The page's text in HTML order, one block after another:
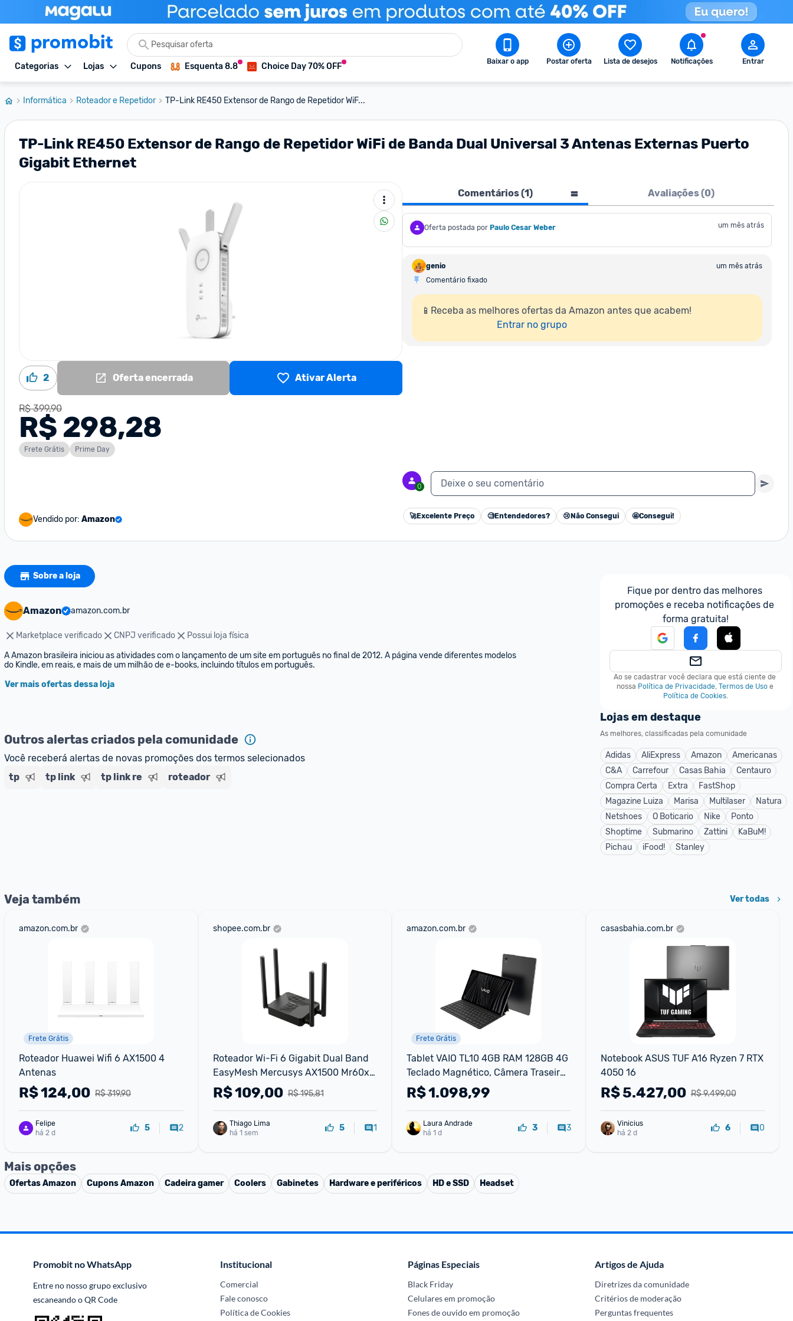
Categorias Lojas Cupons Esquenta 8.8 Choice Day 70% OFF Baixar o app Postar oferta Lista de desejos Notificações Entrar
Informática Roteador e Repetidor TP-Link RE450 Extensor de Rango de Repetidor WiF...
TP-Link RE450 Extensor de Rango de Repetidor WiFi de Banda Dual Universal 3 Antenas Externas Puerto
Gigabit Ethernet
2 Oferta encerrada Ativar Alerta
R$ 399,90
R$ 298,28
Frete Grátis Prime Day
Vendido por: Amazon
Comentários (1) Avaliações (0)
Oferta postada por Paulo Cesar Weber um mês atrás
genio
um mês atrás
Comentário fixado
📱Receba as melhores ofertas da Amazon antes que acabem!
Entrar no grupo
0 Deixe o seu comentário
🚀Excelente Preço 🧐Entendedores? 😢 Não Consegui 🤩Consegui!
Sobre a loja
Amazon amazon.com.br
Marketplace verificado CNPJ verificado
Possui loja física
A Amazon brasileira iniciou as atividades com o lançamento de um site em português no final de 2012. A página vende diferentes modelos
do Kindle, em reais, e mais de um milhão de e-books, incluindo títulos em português.
Ver mais ofertas dessa loja
Outros alertas criados pela comunidade
Você receberá alertas de novas promoções dos termos selecionados
tp
tp link tp link re roteador
Fique por dentro das melhores
promoções e receba notificações de
forma gratuita!
Ao se cadastrar você declara que está ciente de
nossa Política de Privacidade, Termos de Uso e
Política de Cookies.
Lojas em destaque
As melhores, classificadas pela comunidade
Adidas AliExpress Amazon
Americanas
C&A
Carrefour Casas Bahia
Centauro
Compra Certa
Extra
FastShop
Magazine Luiza
Marisa Multilaser
Natura
Netshoes
O Boticario Nike
Ponto
Shoptime
Submarino Zattini
KaBuM!
Pichau
iFood! Stanley
Veja também Ver todas
amazon.com.br
Frete Grátis
Roteador Huawei Wifi 6 AX1500 4
Antenas
R$ 319,90
R$124,00
Felipe
há 2 d
5 2
shopee.com.br
Roteador Wi-Fi 6 Gigabit Dual Band
EasyMesh Mercusys AX1500 Mr60x
V3
R$ 195,81
R$109,00
Thiago Lima
há 1 sem
5 1
amazon.com.br
Frete Grátis
Tablet VAIO TL10 4GB RAM 128GB 4G
Teclado Magnético, Câmera Traseira
8MP, Bateria de 7000mAh, Tela 10.4”
2K Wifi Dual Band - Preto
R$1.098,99
Laura Andrade
há 1 d
3 3
casasbahia.com.br
Notebook ASUS TUF A16 Ryzen 7 RTX
4050 16
R$ 9.499,00
R$5.427,00
Vinicius
há 2 d
6 0
Mais opções
OfertasAmazon CuponsAmazon Cadeira gamer Coolers Gabinetes Hardware e periféricos HD e SSD Headset
Promobit no WhatsApp
Entre no nosso grupo exclusivo
escaneando o QR Code
Institucional
Comercial
Fale conosco
Política de Cookies
Páginas Especiais
Black Friday
Celulares em promoção
Fones de ouvido em promoção
Artigos de Ajuda
Diretrizes da comunidade
Critérios de moderação
Perguntas frequentes